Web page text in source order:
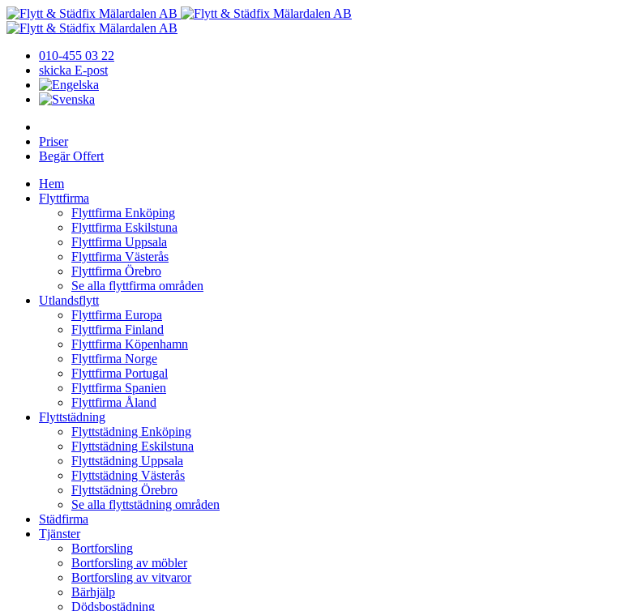
010-455 03 22
skicka E-post
Priser
Begär Offert
Hem
Flyttfirma
Flyttfirma Enköping
Flyttfirma Eskilstuna
Flyttfirma Uppsala
Flyttfirma Västerås
Flyttfirma Örebro
Se alla flyttfirma områden
Utlandsflytt
Flyttfirma Europa
Flyttfirma Finland
Flyttfirma Köpenhamn
Flyttfirma Norge
Flyttfirma Portugal
Flyttfirma Spanien
Flyttfirma Åland
Flyttstädning
Flyttstädning Enköping
Flyttstädning Eskilstuna
Flyttstädning Uppsala
Flyttstädning Västerås
Flyttstädning Örebro
Se alla flyttstädning områden
Städfirma
Tjänster
Bortforsling
Bortforsling av möbler
Bortforsling av vitvaror
Bärhjälp
Dödsbostädning